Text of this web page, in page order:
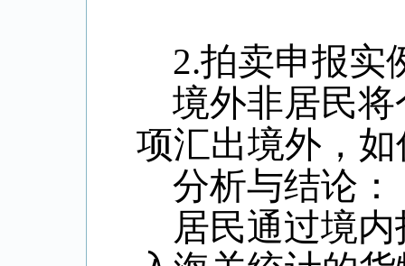
2.拍卖申报实
境外非居民
项汇出境外，
分析与结论：
居民通过境